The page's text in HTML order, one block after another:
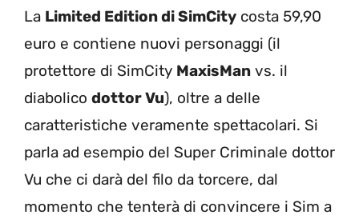
La Limited Edition di SimCity costa 59,90
euro e contiene nuovi personaggi (il
protettore di SimCity MaxisMan vs. il
diabolico dottor Vu), oltre a delle
caratteristiche veramente spettacolari. Si
parla ad esempio del Super Criminale dottor
Vu che ci darà del filo da torcere, dal
momento che tenterà di convincere i Sim a